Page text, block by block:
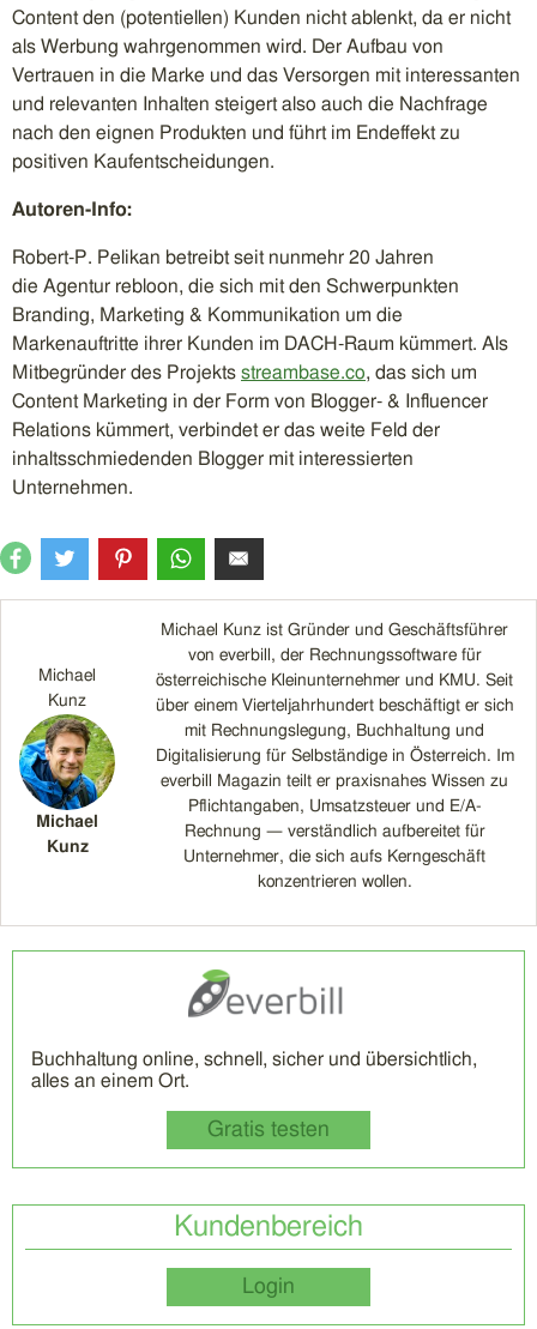
Content den (potentiellen) Kunden nicht ablenkt, da er nicht
als Werbung wahrgenommen wird. Der Aufbau von
Vertrauen in die Marke und das Versorgen mit interessanten
und relevanten Inhalten steigert also auch die Nachfrage
nach den eignen Produkten und führt im Endeffekt zu
positiven Kaufentscheidungen.
Autoren-Info:
Robert-P. Pelikan betreibt seit nunmehr 20 Jahren
die Agentur rebloon, die sich mit den Schwerpunkten
Branding, Marketing & Kommunikation um die
Markenauftritte ihrer Kunden im DACH-Raum kümmert. Als
Mitbegründer des Projekts streambase.co, das sich um
Content Marketing in der Form von Blogger- & Influencer
Relations kümmert, verbindet er das weite Feld der
inhaltsschmiedenden Blogger mit interessierten
Unternehmen.
Michael
Kunz
Michael
Kunz
Michael Kunz ist Gründer und Geschäftsführer
von everbill, der Rechnungssoftware für
österreichische Kleinunternehmer und KMU. Seit
über einem Vierteljahrhundert beschäftigt er sich
mit Rechnungslegung, Buchhaltung und
Digitalisierung für Selbständige in Österreich. Im
everbill Magazin teilt er praxisnahes Wissen zu
Pflichtangaben, Umsatzsteuer und E/A-
Rechnung — verständlich aufbereitet für
Unternehmer, die sich aufs Kerngeschäft
konzentrieren wollen.
Buchhaltung online, schnell, sicher und übersichtlich,
alles an einem Ort.
Gratis testen
Kundenbereich
Login